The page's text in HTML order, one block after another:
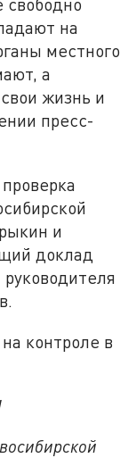
свободно
на
местного
а
жизнь и
пресс-
и
доклад
контроле в